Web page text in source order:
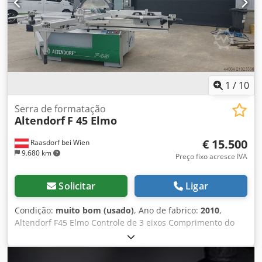
1 / 10
Raasdorf bei Wien
9.680 km
Serra de formatação
Altendorf F 45 Elmo
€ 15.500
Preço fixo acresce IVA
Solicitar Ligar
Condição: muito bom (usado), Ano de fabrico: 2010,
Altendorf F45 Elmo Controle de 3 eixos Comprimento do
carro: 3200 mm Largura de corte na guia paralela: 1300
mm Pré-cortador: Preparado Ajuste de altura da lâmina de
serra: elétrico / controle de posição Ajuste de inclinação da